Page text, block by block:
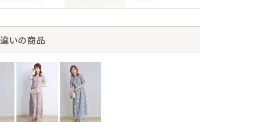
いの商品